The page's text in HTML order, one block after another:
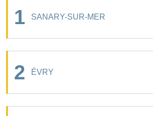
1 SANARY-SUR-MER
2 ÉVRY